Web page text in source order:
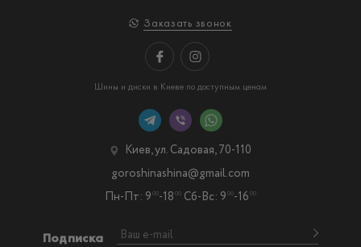
Заказать звонок
Шины и диски в Киеве по доступным ценам
Подписка
Киев, ул. Садовая, 70-110
Пн-Пт: 9 00-18 00 Сб-Вс: 9 00-16 00
goroshinashina@gmail.com